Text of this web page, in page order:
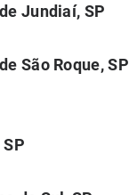
Jundiaí, SP
São Roque, SP